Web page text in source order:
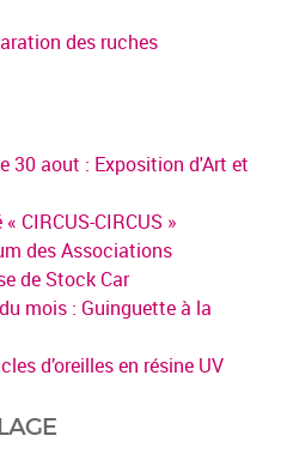
des ruches
30 aout : Exposition d'Art et
CIRCUS-CIRCUS »
des Associations
de Stock Car
mois : Guinguette à la
d’oreilles en résine UV